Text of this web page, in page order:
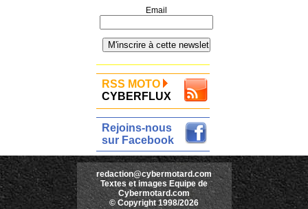
Email
RSS MOTO
CYBERFLUX
Rejoins-nous
sur Facebook
redaction@cybermotard.com
Textes et images Equipe de
Cybermotard.com
© Copyright 1998/2026